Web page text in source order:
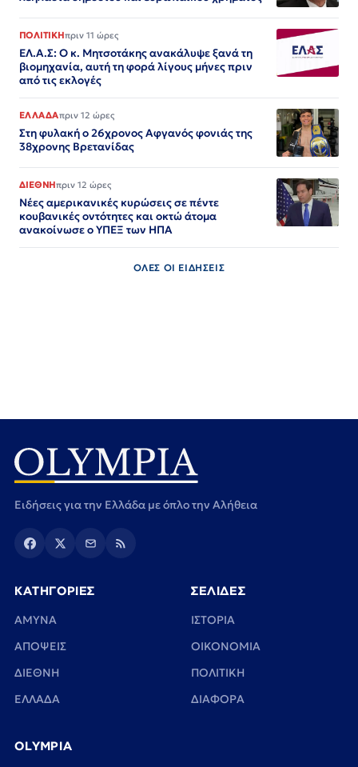
ΠΟΛΙΤΙΚΗπριν 11 ώρες
ΕΛ.Α.Σ: Ο κ. Μητσοτάκης ανακάλυψε ξανά τη
βιομηχανία, αυτή τη φορά λίγους μήνες πριν
από τις εκλογές
ΕΛΛΑΔΑπριν 12 ώρες
Στη φυλακή ο 26χρονος Αφγανός φονιάς της
38χρονης Βρετανίδας
ΔΙΕΘΝΗπριν 12 ώρες
Νέες αμερικανικές κυρώσεις σε πέντε
κουβανικές οντότητες και οκτώ άτομα
ανακοίνωσε ο ΥΠΕΞ των ΗΠΑ
ΟΛΕΣ ΟΙ ΕΙΔΗΣΕΙΣ
Ειδήσεις για την Ελλάδα με όπλο την Αλήθεια
ΚΑΤΗΓΟΡΙΕΣ
ΑΜΥΝΑ
ΑΠΟΨΕΙΣ
ΔΙΕΘΝΗ
ΕΛΛΑΔΑ
ΣΕΛΙΔΕΣ
ΙΣΤΟΡΙΑ
ΟΙΚΟΝΟΜΙΑ
ΠΟΛΙΤΙΚΗ
ΔΙΑΦΟΡΑ
OLYMPIA